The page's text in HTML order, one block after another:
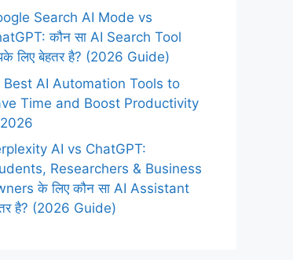
Search AI Mode vs
कौन सा AI Search Tool
लिए बेहतर है? (2026 Guide)
Best AI Automation Tools to
Time and Boost Productivity
AI vs ChatGPT:
Researchers & Business
के लिए कौन सा AI Assistant
है? (2026 Guide)